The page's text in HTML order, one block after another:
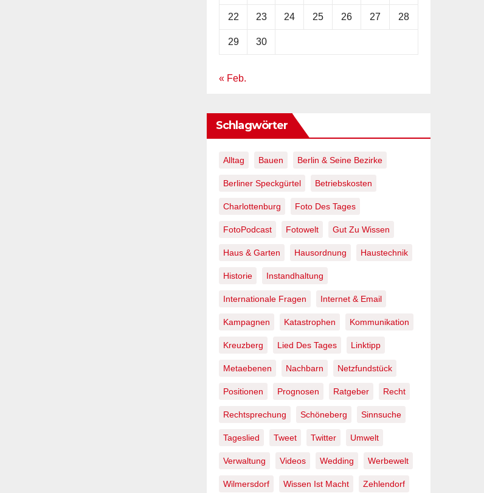
22 23 24 25 26 27 28
29 30
« Feb.
Schlagwörter
Alltag Bauen Berlin & Seine Bezirke
Berliner Speckgürtel Betriebskosten
Charlottenburg Foto Des Tages
FotoPodcast Fotowelt Gut Zu Wissen
Haus & Garten Hausordnung Haustechnik
Historie Instandhaltung
Internationale Fragen Internet & Email
Kampagnen Katastrophen Kommunikation
Kreuzberg Lied Des Tages Linktipp
Metaebenen Nachbarn Netzfundstück
Positionen Prognosen Ratgeber Recht
Rechtsprechung Schöneberg Sinnsuche
Tageslied Tweet Twitter Umwelt
Verwaltung Videos Wedding Werbewelt
Wilmersdorf Wissen Ist Macht Zehlendorf